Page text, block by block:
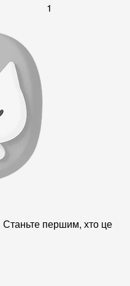
1
Станьте першим, хто це